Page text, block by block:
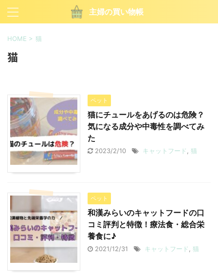
主婦の買い物帳
HOME > 猫
猫
ペット
猫にチュールをあげるのは危険？
気になる成分や中毒性を調べてみ
た
2023/2/10 キャットフード 猫
ペット
和漢みらいのキャットフードの口
コミ評判と特徴！療法食・総合栄
養食に♪
2021/12/31 キャットフード 猫